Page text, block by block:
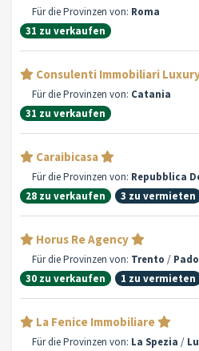
Für die Provinzen von: Roma
31 zu verkaufen
Consulenti Immobiliari
Für die Provinzen von: Catania
31 zu verkaufen
Caraibicasa
Für die Provinzen von: Repubblica
28 zu verkaufen
3 zu vermieten
Horus Re Agency
Für die Provinzen von: Trento /
30 zu verkaufen
1 zu vermieten
La Fenice Immobiliare
Für die Provinzen von: La Spezia /